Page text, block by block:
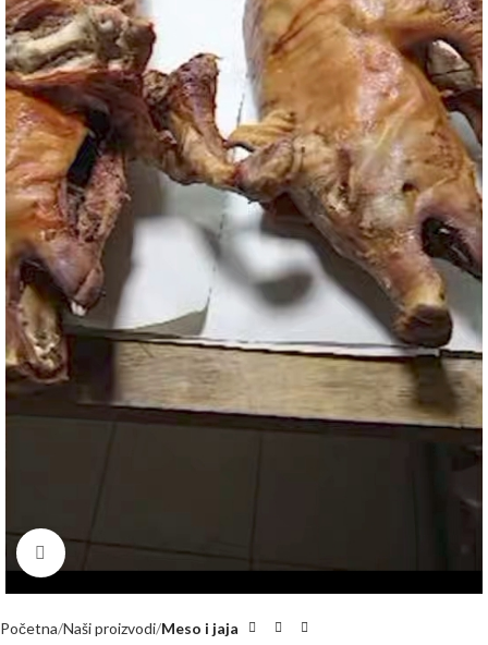
Kliknite za uvećanje
Početna Naši proizvodi Meso i jaja